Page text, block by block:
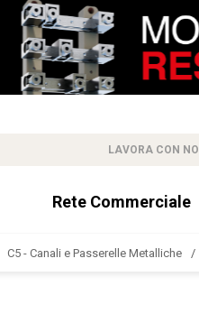
LAVORA CON NOI
Rete Commerciale
C5 - Canali e Passerelle Metalliche